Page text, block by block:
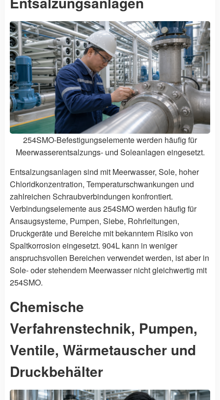
254SMO-Befestigungselemente werden häufig für
Meerwasserentsalzungs- und Soleanlagen eingesetzt.
Entsalzungsanlagen sind mit Meerwasser, Sole, hoher
Chloridkonzentration, Temperaturschwankungen und
zahlreichen Schraubverbindungen konfrontiert.
Verbindungselemente aus 254SMO werden häufig für
Ansaugsysteme, Pumpen, Siebe, Rohrleitungen,
Druckgeräte und Bereiche mit bekanntem Risiko von
Spaltkorrosion eingesetzt. 904L kann in weniger
anspruchsvollen Bereichen verwendet werden, ist aber in
Sole- oder stehendem Meerwasser nicht gleichwertig mit
254SMO.
Chemische
Verfahrenstechnik, Pumpen,
Ventile, Wärmetauscher und
Druckbehälter